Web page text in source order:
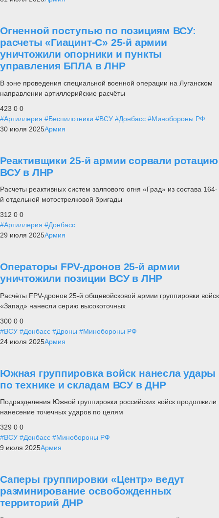
Огненной поступью по позициям ВСУ:
расчеты «Гиацинт-С» 25-й армии
уничтожили опорники и пункты
управления БПЛА в ЛНР
В зоне проведения специальной военной операции на Луганском
направлении артиллерийские расчёты
423 0 0
#Артиллерия #Беспилотники #ВСУ #Донбасс #Минобороны РФ
30 июля 2025Армия
Реактивщики 25-й армии сорвали ротацию
ВСУ в ЛНР
Расчеты реактивных систем залпового огня «Град» из состава 164-
й отдельной мотострелковой бригады
312 0 0
#Артиллерия #Донбасс
29 июля 2025Армия
Операторы FPV-дронов 25-й армии
уничтожили позиции ВСУ в ЛНР
Расчёты FPV-дронов 25-й общевойсковой армии группировки войск
«Запад» нанесли серию высокоточных
300 0 0
#ВСУ #Донбасс #Дроны #Минобороны РФ
24 июля 2025Армия
Южная группировка войск нанесла удары
по технике и складам ВСУ в ДНР
Подразделения Южной группировки российских войск продолжили
нанесение точечных ударов по целям
329 0 0
#ВСУ #Донбасс #Минобороны РФ
9 июля 2025Армия
Саперы группировки «Центр» ведут
разминирование освобожденных
территорий ДНР